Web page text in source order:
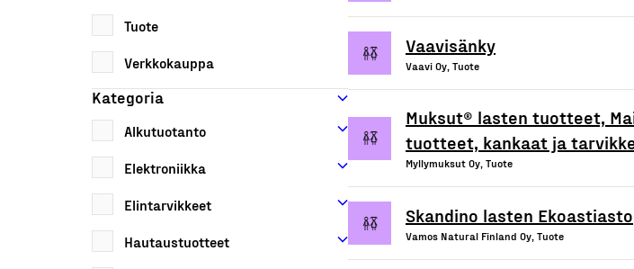
Tuote
Verkkokauppa
Kategoria
Alkutuotanto
Elektroniikka
Elintarvikkeet
Hautaustuotteet
Vaavisänky
Vaavi Oy, Tuote
Muksut® lasten tuotteet,
tuotteet, kankaat ja
Myllymuksut Oy, Tuote
Skandino lasten Ekoastiasto
Vamos Natural Finland Oy, Tuote